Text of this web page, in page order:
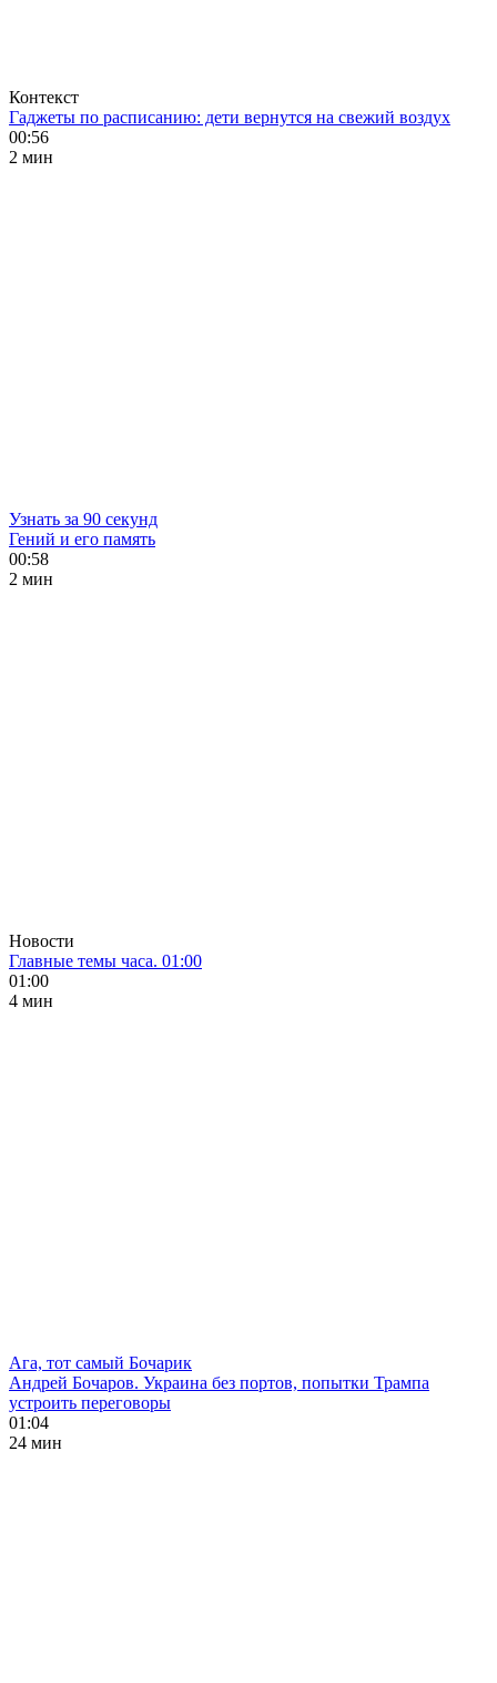
Контекст
Гаджеты по расписанию: дети вернутся на свежий воздух
00:56
2 мин
Узнать за 90 секунд
Гений и его память
00:58
2 мин
Новости
Главные темы часа. 01:00
01:00
4 мин
Ага, тот самый Бочарик
Андрей Бочаров. Украина без портов, попытки Трампа
устроить переговоры
01:04
24 мин